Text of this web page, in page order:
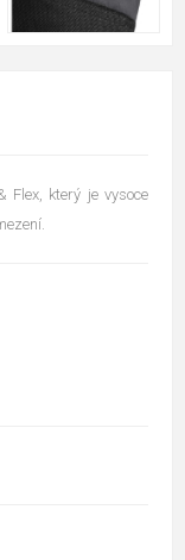
Flex, který je vysoce